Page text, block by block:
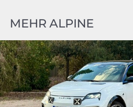
MEHR ALPINE